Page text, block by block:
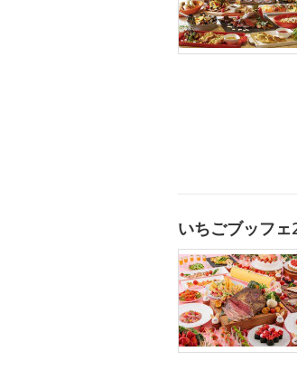
いちごブッフェ